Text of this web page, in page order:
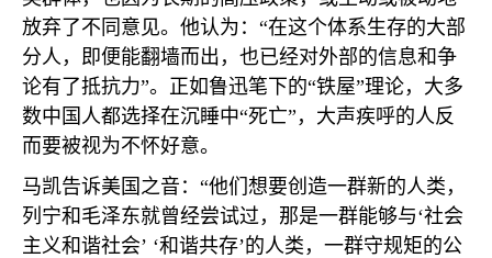
放弃了不同意见。他认为：“在这个体系生存的大部
分人，即便能翻墙而出，也已经对外部的信息和争
论有了抵抗力”。正如鲁迅笔下的“铁屋”理论，大多
数中国人都选择在沉睡中“死亡”，大声疾呼的人反
而要被视为不怀好意。
马凯告诉美国之音：“他们想要创造一群新的人类，
列宁和毛泽东就曾经尝试过，那是一群能够与‘社会
主义和谐社会’ ‘和谐共存’的人类，一群守规矩的公